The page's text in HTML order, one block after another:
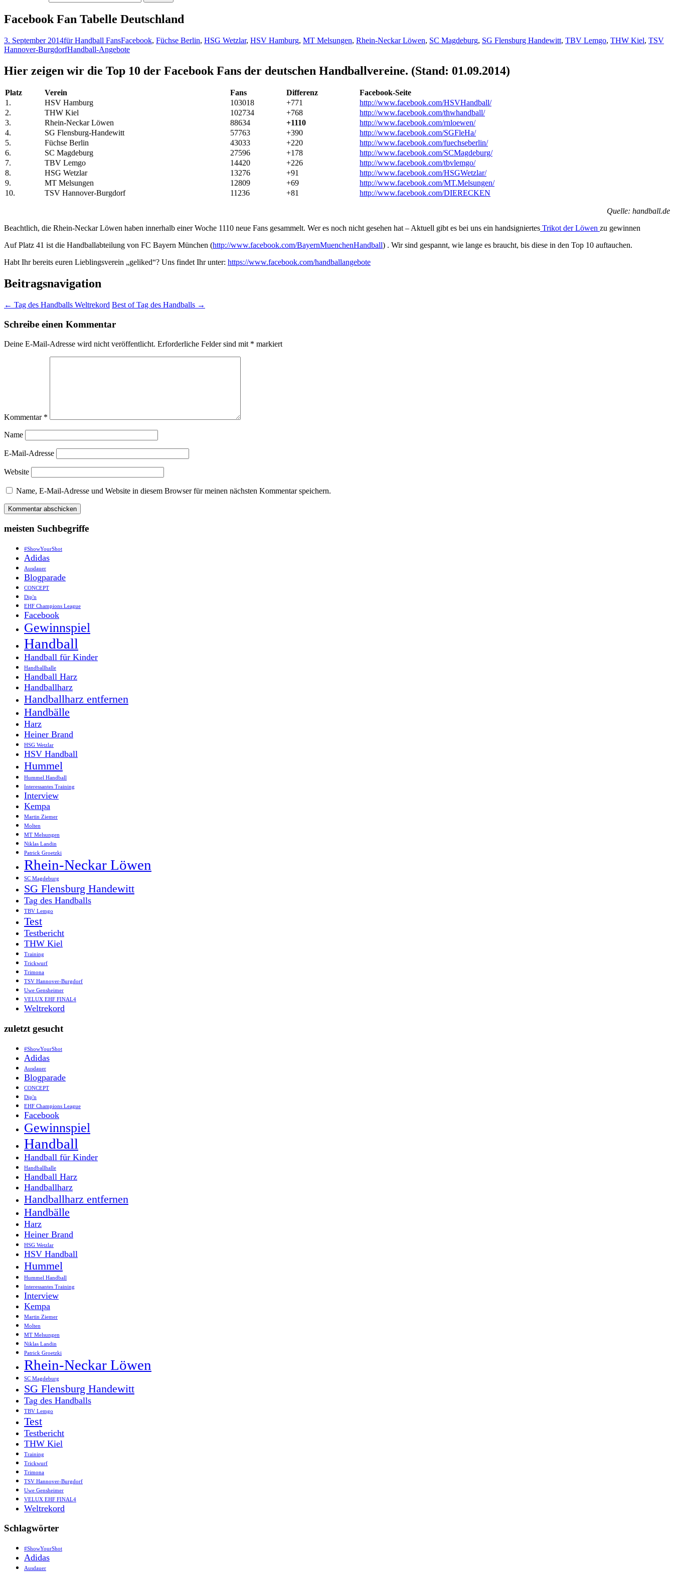
Facebook Fan Tabelle Deutschland
3. September 2014für Handball FansFacebook, Füchse Berlin, HSG Wetzlar, HSV Hamburg, MT Melsungen, Rhein-Neckar Löwen, SC Magdeburg, SG Flensburg Handewitt, TBV Lemgo, THW Kiel, TSV
Hannover-BurgdorfHandball-Angebote
Hier zeigen wir die Top 10 der Facebook Fans der deutschen Handballvereine. (Stand: 01.09.2014)
Platz Verein Fans Differenz
Facebook-Seite
1.
HSV Hamburg 103018 +771
http://www.facebook.com/HSVHandball/
2.
THW Kiel 102734 +768
http://www.facebook.com/thwhandball/
3.
Rhein-Neckar Löwen 88634 +1110
http://www.facebook.com/rnloewen/
4.
SG Flensburg-Handewitt 57763 +390
http://www.facebook.com/SGFleHa/
5.
Füchse Berlin 43033 +220
http://www.facebook.com/fuechseberlin/
6.
SC Magdeburg 27596 +178
http://www.facebook.com/SCMagdeburg/
7.
TBV Lemgo 14420 +226
http://www.facebook.com/tbvlemgo/
8.
HSG Wetzlar 13276 +91
http://www.facebook.com/HSGWetzlar/
9.
MT Melsungen 12809 +69
http://www.facebook.com/MT.Melsungen/
10.
TSV Hannover-Burgdorf 11236 +81 http://www.facebook.com/DIERECKEN
Quelle: handball.de
Beachtlich, die Rhein-Neckar Löwen haben innerhalb einer Woche 1110 neue Fans gesammelt. Wer es noch nicht gesehen hat – Aktuell gibt es bei uns ein handsigniertes Trikot der Löwen zu gewinnen
Auf Platz 41 ist die Handballabteilung von FC Bayern München (http://www.facebook.com/BayernMuenchenHandball) . Wir sind gespannt, wie lange es braucht, bis diese in den Top 10 auftauchen.
Habt Ihr bereits euren Lieblingsverein „geliked“? Uns findet Ihr unter: https://www.facebook.com/handballangebote
Beitragsnavigation
← Tag des Handballs Weltrekord Best of Tag des Handballs →
Schreibe einen Kommentar
Deine E-Mail-Adresse wird nicht veröffentlicht. Erforderliche Felder sind mit * markiert
Kommentar *
Name
E-Mail-Adresse
Website
Name, E-Mail-Adresse und Website in diesem Browser für meinen nächsten Kommentar speichern.
meisten Suchbegriffe
#ShowYourShot
Adidas
Ausdauer
Blogparade
CONCEPT
Dip'n
EHF Champions League
Facebook
Gewinnspiel
Handball
Handball für Kinder
Handballhalle
Handball Harz
Handballharz
Handballharz entfernen
Handbälle
Harz
Heiner Brand
HSG Wetzlar
HSV Handball
Hummel
Hummel Handball
Interessantes Training
Interview
Kempa
Martin Ziemer
Molten
MT Melsungen
Niklas Landin
Patrick Groetzki
Rhein-Neckar Löwen
SC Magdeburg
SG Flensburg Handewitt
Tag des Handballs
TBV Lemgo
Test
Testbericht
THW Kiel
Training
Trickwurf
Trimona
TSV Hannover-Burgdorf
Uwe Gensheimer
VELUX EHF FINAL4
Weltrekord
zuletzt gesucht
#ShowYourShot
Adidas
Ausdauer
Blogparade
CONCEPT
Dip'n
EHF Champions League
Facebook
Gewinnspiel
Handball
Handball für Kinder
Handballhalle
Handball Harz
Handballharz
Handballharz entfernen
Handbälle
Harz
Heiner Brand
HSG Wetzlar
HSV Handball
Hummel
Hummel Handball
Interessantes Training
Interview
Kempa
Martin Ziemer
Molten
MT Melsungen
Niklas Landin
Patrick Groetzki
Rhein-Neckar Löwen
SC Magdeburg
SG Flensburg Handewitt
Tag des Handballs
TBV Lemgo
Test
Testbericht
THW Kiel
Training
Trickwurf
Trimona
TSV Hannover-Burgdorf
Uwe Gensheimer
VELUX EHF FINAL4
Weltrekord
Schlagwörter
#ShowYourShot
Adidas
Ausdauer